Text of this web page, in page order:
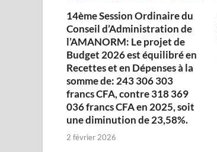
14ème Session Ordinaire du
Conseil d’Administration de
l’AMANORM: Le projet de
Budget 2026 est équilibré en
Recettes et en Dépenses à la
somme de: 243 306 303
francs CFA, contre 318 369
036 francs CFA en 2025, soit
une diminution de 23,58%.
2 février 2026